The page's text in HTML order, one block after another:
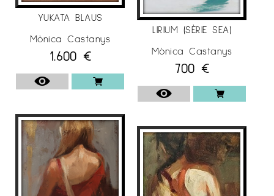
Lletres de Catalunya. • 2015. Workshop Alex
Kanevsky.
• 2016. Workshop Hollis Dunlap.
EXPOSICIONS INDIVIDUALS
L’artista Mònica Castanys ha realitzat diverses
exposicions individuals, com per exemple:
• 2020 Galeria d’Art L’Arcada, Blanes, Girona.
• 2019 Galeria d’Art, Sala Rusiñol. Sant Cugat,
Barcelona.
YUKATA BLAUS
Mònica Castanys
1.600 €
LIRIUM (SÈRIE SEA)
Mònica Castanys
700 €